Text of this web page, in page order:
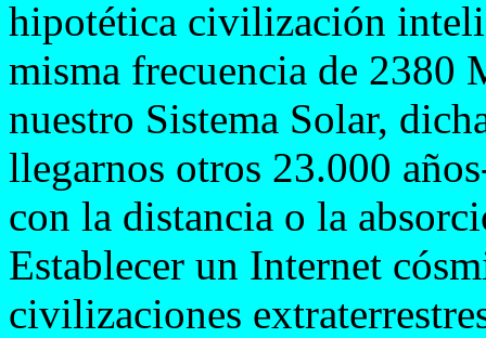
hipotética civilización
misma frecuencia de 2380
nuestro Sistema Solar,
llegarnos otros 23.000
con la distancia o la
Establecer un Internet
civilizaciones